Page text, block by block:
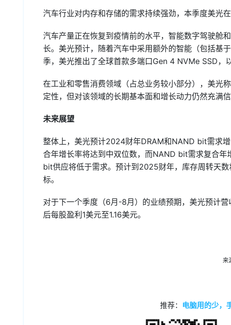
汽车行业对内存和存储的需求持续强劲，本季度美光
汽车产量正在恢复到疫情前的水平，智能数字驾驶舱
长。美光预计，随着汽车中采用额外的智能（包括基
季，美光推出了全球首款多端口Gen 4 NVMe SSD，
在工业和零售消费领域（占总业务较小部分），美光
定性，但对该领域的长期基本面和增长动力仍然充满
未来展望
整体上，美光预计2024财年DRAM和NAND bit需求
合年增长率将达到中双位数，而NAND bit需求复合
bit供应将低于需求。预计到2025财年，库存周转天
标。
对于下一个季度（6月-8月）的业绩预期，美光预计
后每股盈利1美元至1.16美元。
来
推荐： 电脑用的少，